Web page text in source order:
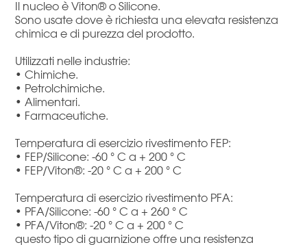
Il nucleo è Viton® o Silicone.
Sono usate dove è richiesta una elevata resistenza
chimica e di purezza del prodotto.
Utilizzati nelle industrie:
• Chimiche.
• Petrolchimiche.
• Alimentari.
• Farmaceutiche.
Temperatura di esercizio rivestimento FEP:
• FEP/Silicone: -60 ° C a + 200 ° C
• FEP/Viton®: -20 ° C a + 200 ° C
Temperatura di esercizio rivestimento PFA:
• PFA/Silicone: -60 ° C a + 260 ° C
• PFA/Viton®: -20 ° C a + 200 ° C
questo tipo di guarnizione offre una resistenza